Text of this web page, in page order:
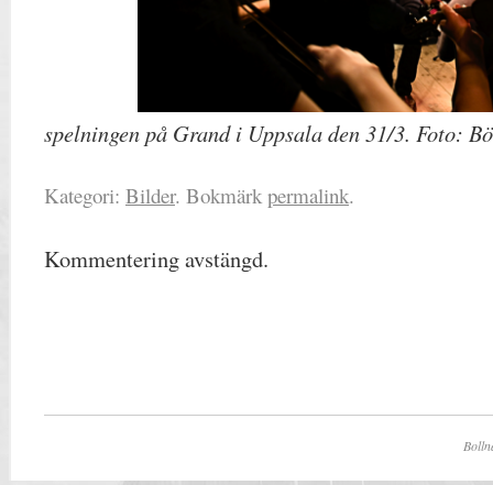
spelningen på Grand i Uppsala den 31/3. Foto:
Kategori: Bilder. Bokmärkpermalink.
Kommentering avstängd.